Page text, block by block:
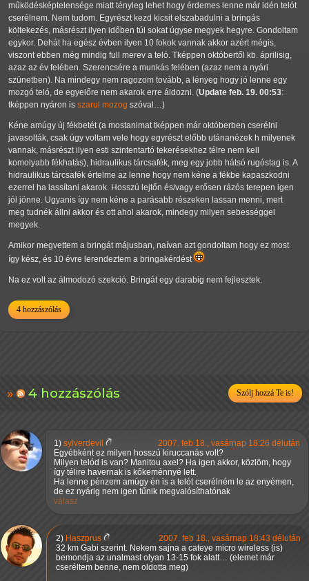
működésképtelensége miatt tényleg lehet hogy érdemes lenne már idén telót
cserélnem. Nem tudom. Egyrészt kezd kicsit elszabadulni a bringás
költekezés, másrészt ilyen időben túl sokat úgyse megyek hegyre. Gondoltam
egykor. Dehát ha egész évben ilyen 10 fokok vannak akkor azért mégis,
viszont ebben még mindig full merev a teló. Tképpen októbertől kb. áprilisig,
azaz az év felében. Szerencsére a munkás felében (azaz nem a nyári
szünetben). Na mindegy nem ragozom tovább, a lényeg hogy jó lenne egy
mozgó teló, de egyelőre nem akarok erre áldozni. (Update feb. 19. 00:53:
tképpen nyáron is szarul mozog szóval…)
Kéne amúgy új fékbetét (a mostanimat tképpen már októberben cserélni
javasolták, csak úgy voltam vele hogy egyrészt előbb utánanézek h milyenek
vannak, másrészt ilyen esti szintentartó tekerésekhez télre nem kell
komolyabb fékhatás), hidraulikus tárcsafék, meg egy jobb hátsó rugóstag is. A
hidraulikus tárcsafék értelme az lenne hogy nem kéne a fékbe kapaszkodni
ezerrel ha lassítani akarok. Hosszú lejtőn és/vagy erősen rázós terepen igen
jól jönne. Ugyanis így nem kéne a parásabb részeken lassan menni, mert
meg tudnék állni akkor és ott ahol akarok, mindegy milyen sebességgel
megyek.
Amikor megvettem a bringát májusban, naívan azt gondoltam hogy ez most
így kész, és 10 évre lerendeztem a bringakérdést
Na ez volt az álmodozó szekció. Bringát egy darabig nem fejlesztek.
4 hozzászólás
4 hozzászólás Szólj hozzá Te is!
1) sylverdevil
2007. feb 18., vasárnap 18:26 délután
Egyébként ez milyen hosszú kiruccanás volt?
Milyen telód is van? Manitou axel? Ha igen akkor, közlöm, hogy
így télire havernak is kőkeménnyé lett.
Ha lenne pénzem amúgy én is a telót cserélném le az enyémen,
de ez nyárig nem igen tűnik megvalósíthatónak
válasz
2) Haszprus
2007. feb 18., vasárnap 18:43 délután
32 km Gabi szerint. Nekem sajna a cateye micro wireless (is)
bemondja az unalmast olyan 13-15 fok alatt… (elemet már
cseréltem benne, nem oldotta meg)